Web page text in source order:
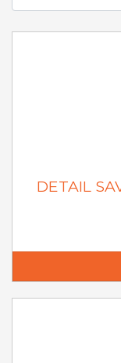
DETAIL